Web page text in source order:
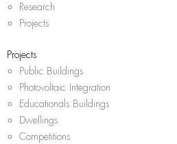
Research
Projects
Projects
Public Buildings
Photovoltaic Integration
Educationals Buildings
Dwellings
Competitions